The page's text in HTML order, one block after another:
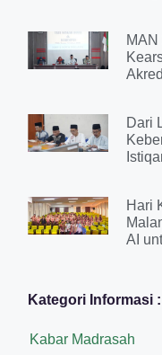
Dari
Hari
AI
Kategori Informasi :
Kabar Madrasah